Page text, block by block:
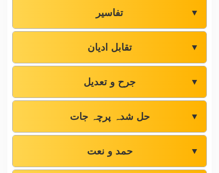
تفاسیر ▼
تقابل ادیان ▼
جرح و تعدیل ▼
حل شدہ پرچہ جات ▼
حمد و نعت ▼